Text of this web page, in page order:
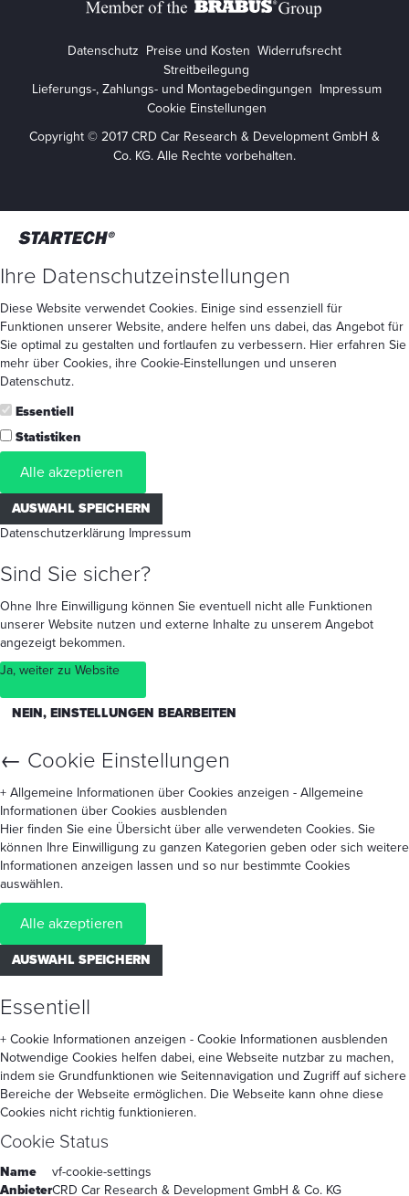
Datenschutz Preise und Kosten Widerrufsrecht
Streitbeilegung
Lieferungs-, Zahlungs- und Montagebedingungen Impressum
Cookie Einstellungen
Copyright © 2017 CRD Car Research & Development GmbH &
Co. KG. Alle Rechte vorbehalten.
Ihre Datenschutzeinstellungen
Diese Website verwendet Cookies. Einige sind essenziell für
Funktionen unserer Website, andere helfen uns dabei, das Angebot für
Sie optimal zu gestalten und fortlaufen zu verbessern. Hier erfahren Sie
mehr über Cookies, ihre Cookie-Einstellungen und unseren
Datenschutz.
Essentiell
Statistiken
Alle akzeptieren
AUSWAHL SPEICHERN
Datenschutzerklärung Impressum
Sind Sie sicher?
Ohne Ihre Einwilligung können Sie eventuell nicht alle Funktionen
unserer Website nutzen und externe Inhalte zu unserem Angebot
angezeigt bekommen.
Ja, weiter zu Website
NEIN, EINSTELLUNGEN BEARBEITEN
← Cookie Einstellungen
+ Allgemeine Informationen über Cookies anzeigen - Allgemeine
Informationen über Cookies ausblenden
Hier finden Sie eine Übersicht über alle verwendeten Cookies. Sie
können Ihre Einwilligung zu ganzen Kategorien geben oder sich weitere
Informationen anzeigen lassen und so nur bestimmte Cookies
auswählen.
Alle akzeptieren
AUSWAHL SPEICHERN
Essentiell
+ Cookie Informationen anzeigen - Cookie Informationen ausblenden
Notwendige Cookies helfen dabei, eine Webseite nutzbar zu machen,
indem sie Grundfunktionen wie Seitennavigation und Zugriff auf sichere
Bereiche der Webseite ermöglichen. Die Webseite kann ohne diese
Cookies nicht richtig funktionieren.
Cookie Status
Name
vf-cookie-settings
AnbieterCRD Car Research & Development GmbH & Co. KG